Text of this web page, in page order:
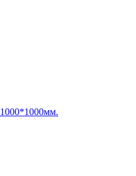
1000*1000мм.